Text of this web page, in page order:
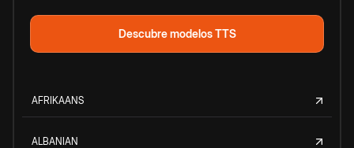
Descubre modelos TTS
AFRIKAANS
ALBANIAN